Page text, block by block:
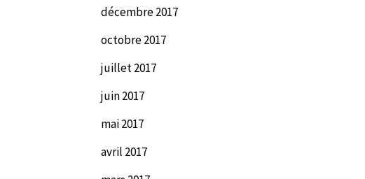
décembre 2017
octobre 2017
juillet 2017
juin 2017
mai 2017
avril 2017